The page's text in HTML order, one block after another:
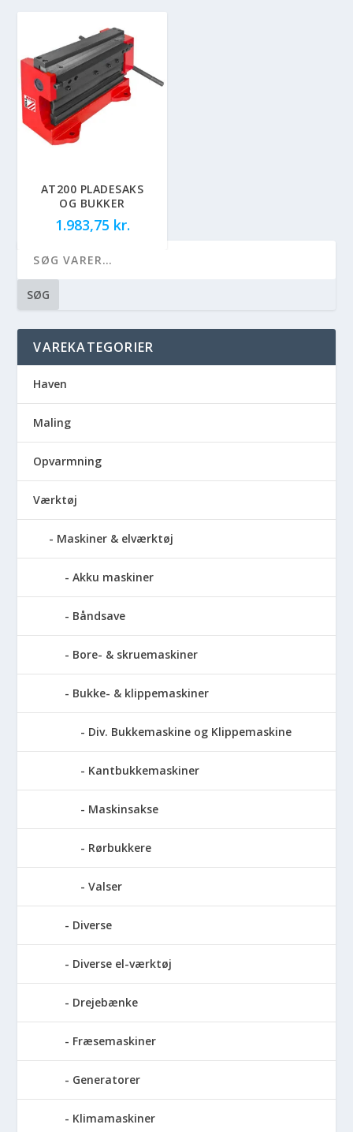
AT200 PLADESAKS
OG BUKKER
1.983,75 kr.
SØG
VAREKATEGORIER
Haven
Maling
Opvarmning
Værktøj
Maskiner & elværktøj
Akku maskiner
Båndsave
Bore- & skruemaskiner
Bukke- & klippemaskiner
Div. Bukkemaskine og Klippemaskine
Kantbukkemaskiner
Maskinsakse
Rørbukkere
Valser
Diverse
Diverse el-værktøj
Drejebænke
Fræsemaskiner
Generatorer
Klimamaskiner